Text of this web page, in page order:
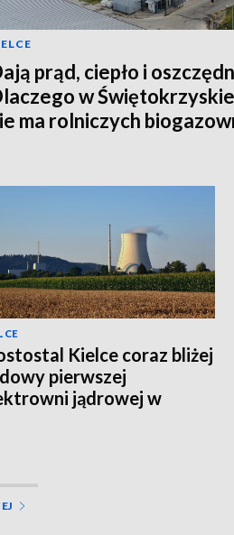
prąd, ciepło i
w
ma rolniczych
Kielce coraz bliżej
pierwszej
jądrowej w